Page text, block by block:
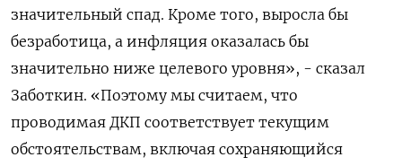
значительный спад. Кроме того, ​выросла бы
безработица, а инфляция оказалась бы
значительно ниже целевого уровня», - сказал
Заботкин. «Поэтому мы считаем, ‌что
проводимая ДКП соответствует текущим
обстоятельствам, включая сохраняющийся